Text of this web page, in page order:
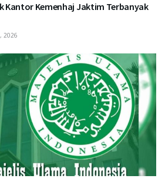
Kantor Kemenhaj Jaktim Terbanyak
2026